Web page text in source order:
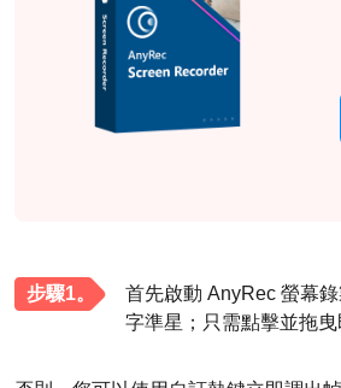
步驟1。
首先啟動 AnyRec 螢幕
字準星；只需點擊並拖曳